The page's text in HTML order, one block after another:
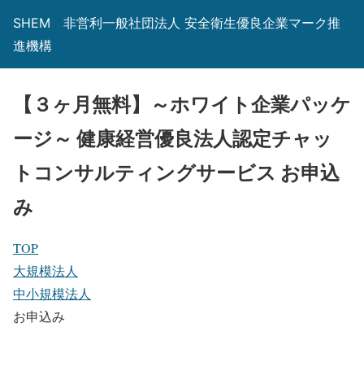
SHEM 非営利一般社団法人 安全衛生優良企業マーク推
進機構
【３ヶ月無料】～ホワイト企業パッケ
ージ～ 健康経営優良法人認定チャッ
トコンサルティングサービス お申込
み
TOP
大規模法人
中小規模法人
お申込み